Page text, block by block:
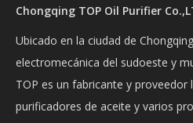
Chongqing TOP Oil Purifier
Ubicado en la ciudad de
electromecánica del sudoeste y
TOP es un fabricante y proveedor
purificadores de aceite y varios